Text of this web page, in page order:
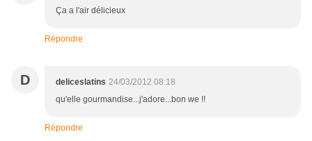
Ça a l'air délicieux
Répondre
D deliceslatins 24/03/2012 08:18
qu'elle gourmandise...j'adore...bon we !!
Répondre